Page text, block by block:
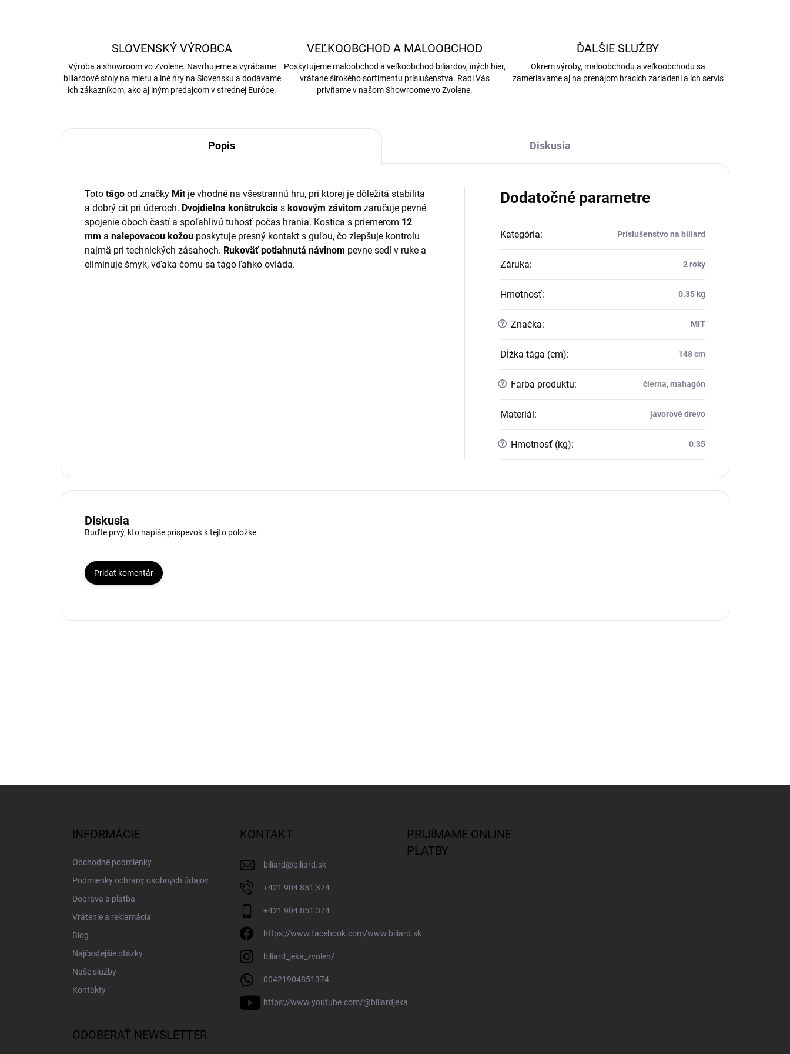
SLOVENSKÝ VÝROBCA
Výroba a showroom vo Zvolene. Navrhujeme a vyrábame
biliardové stoly na mieru a iné hry na Slovensku a dodávame
ich zákazníkom, ako aj iným predajcom v strednej Európe.
VEĽKOOBCHOD A MALOOBCHOD
Poskytujeme maloobchod a veľkoobchod biliardov, iných hier,
vrátane širokého sortimentu príslušenstva. Radi Vás
privítame v našom Showroome vo Zvolene.
ĎALŠIE SLUŽBY
Okrem výroby, maloobchodu a veľkoobchodu sa
zameriavame aj na prenájom hracích zariadení a ich servis
Popis Diskusia
Toto tágo od značky Mitje vhodné na všestrannú hru, pri ktorej je dôležitá stabilita
a dobrý cit pri úderoch. Dvojdielna konštrukcia s kovovým závitom zaručuje pevné
spojenie oboch častí a spoľahlivú tuhosť počas hrania. Kostica s priemerom 12
mm a nalepovacou kožou poskytuje presný kontakt s guľou, čo zlepšuje kontrolu
najmä pri technických zásahoch. Rukoväť potiahnutá návinom pevne sedí v ruke a
eliminuje šmyk, vďaka čomu sa tágo ľahko ovláda.
Dodatočné parametre
Kategória: Príslušenstvo na biliard
Záruka: 2 roky
Hmotnosť: 0.35 kg
? Značka: MIT
Dĺžka tága (cm): 148 cm
? Farba produktu: čierna, mahagón
Materiál : javorové drevo
? Hmotnosť (kg): 0.35
Diskusia
Buďte prvý, kto napíše príspevok k tejto položke.
Pridať komentár
INFORMÁCIE
Obchodné podmienky
Podmienky ochrany osobných údajov
Doprava a platba
Vrátenie a reklamácia
Blog
Najčastejšie otázky
Naše služby
Kontakty
KONTAKT
biliard@biliard.sk
+421 904 851 374
+421 904 851 374
https://www.facebook.com/www.biliard.sk
biliard_jeka_zvolen/
00421904851374
https://www.youtube.com/@biliardjeka
PRIJÍMAME ONLINE
PLATBY
ODOBERAŤ NEWSLETTER